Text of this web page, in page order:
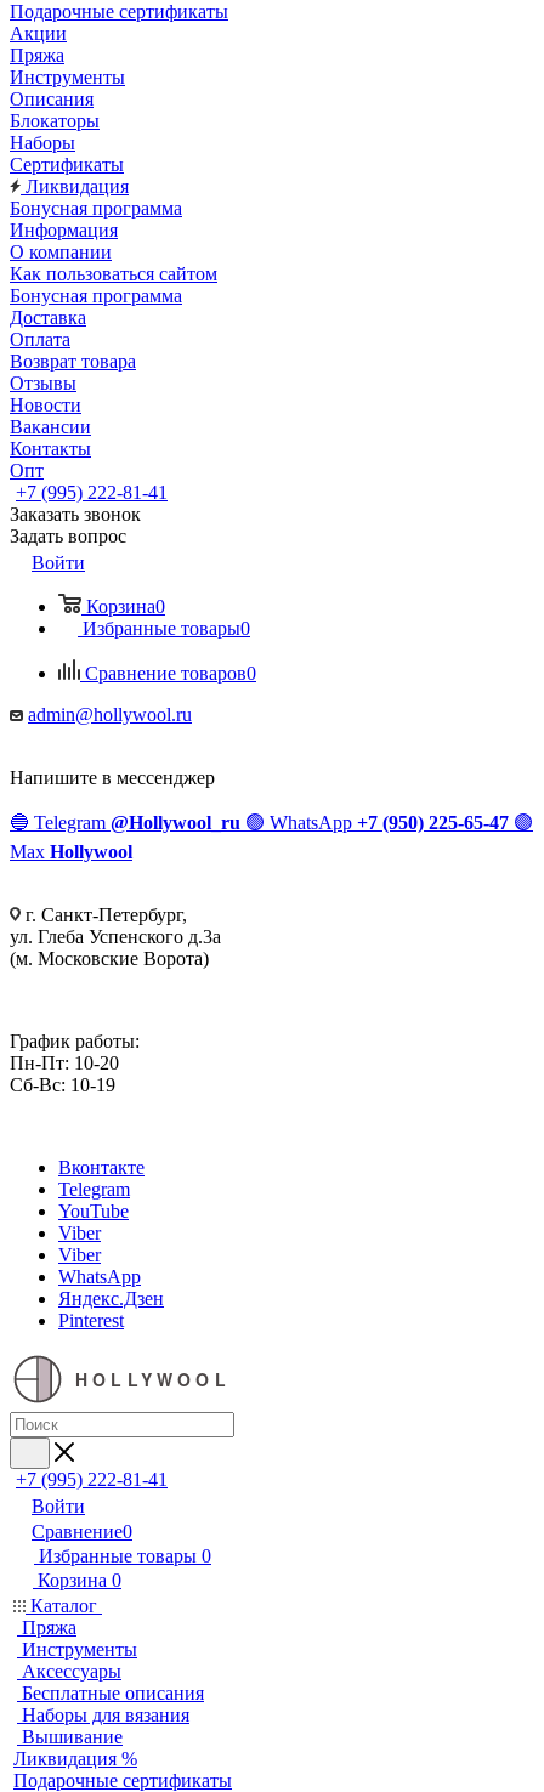
Подарочные сертификаты
Акции
Пряжа
Инструменты
Описания
Блокаторы
Наборы
Сертификаты
Ликвидация
Бонусная программа
Информация
О компании
Как пользоваться сайтом
Бонусная программа
Доставка
Оплата
Возврат товара
Отзывы
Новости
Вакансии
Контакты
Опт
+7 (995) 222-81-41
Заказать звонок
Задать вопрос
Войти
Корзина0
Избранные товары0
Сравнение товаров0
admin@hollywool.ru
Напишите в мессенджер
🔵 Telegram @Hollywool_ru 🟢 WhatsApp +7 (950) 225-65-47 🟣
Max Hollywool
г. Санкт-Петербург,
ул. Глеба Успенского д.3а
(м. Московские Ворота)
График работы:
Пн-Пт: 10-20
Сб-Вс: 10-19
Вконтакте
Telegram
YouTube
Viber
Viber
WhatsApp
Яндекс.Дзен
Pinterest
HOLLYWOOL
+7 (995) 222-81-41
Войти
Сравнение0
Избранные товары 0
Корзина 0
Каталог
Пряжа
Инструменты
Аксессуары
Бесплатные описания
Наборы для вязания
Вышивание
Ликвидация %
Подарочные сертификаты